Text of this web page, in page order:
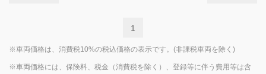
1
※車両価格は、消費税10%の税込価格の表示です。(非課税車両を除く)
※車両価格には、保険料、税金（消費税を除く）、登録等に伴う費用等は含